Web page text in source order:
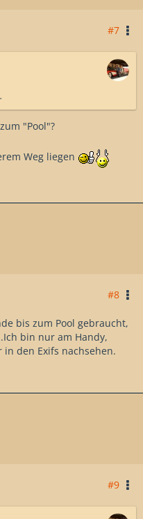
#7
"Pool"?
Weg liegen
#8
bis zum Pool gebraucht,
bin nur am Handy,
den Exifs nachsehen.
#9